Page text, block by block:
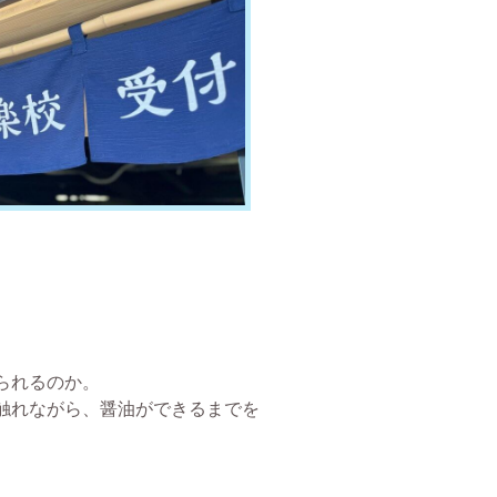
るのか。
れながら、醤油ができるまでを